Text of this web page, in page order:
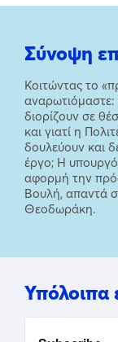
Σύνοψη
Κοιτώντας το
αναρωτιόμαστε:
διορίζουν σε
και γιατί η
δουλεύουν και
έργο; Η
αφορμή την
Βουλή, απαντά
Θεοδωράκη.
Υπόλοιπα